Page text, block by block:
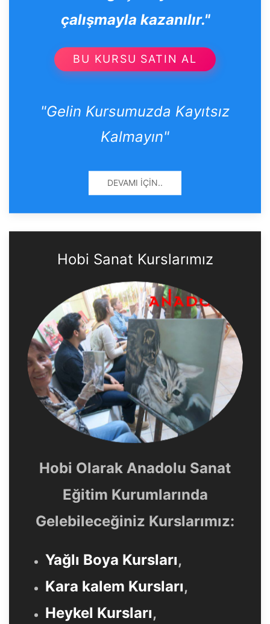
çalışmayla kazanılır."
BU KURSU SATIN AL
"Gelin Kursumuzda Kayıtsız
Kalmayın"
DEVAMI İÇIN..
Hobi Sanat Kurslarımız
Hobi Olarak Anadolu Sanat
Eğitim Kurumlarında
Gelebileceğiniz Kurslarımız:
Yağlı Boya Kursları,
Kara kalem Kursları,
Heykel Kursları,